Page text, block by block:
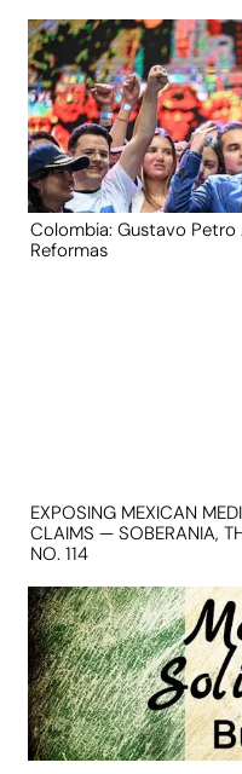
Colombia: Gustavo Petro
Reformas
EXPOSING MEXICAN
CLAIMS — SOBERANIA,
NO. 114